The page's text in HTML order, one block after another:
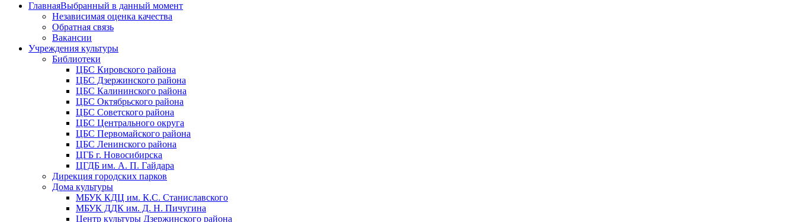
ГлавнаяВыбранный в данный момент
Независимая оценка качества
Обратная связь
Вакансии
Учреждения культуры
Библиотеки
ЦБС Кировского района
ЦБС Дзержинского района
ЦБС Калининского района
ЦБС Октябрьского района
ЦБС Советского района
ЦБС Центрального округа
ЦБС Первомайского района
ЦБС Ленинского района
ЦГБ г. Новосибирска
ЦГДБ им. А. П. Гайдара
Дирекция городских парков
Дома культуры
МБУК КДЦ им. К.С. Станиславского
МБУК ДДК им. Д. Н. Пичугина
Центр культуры Дзержинского района